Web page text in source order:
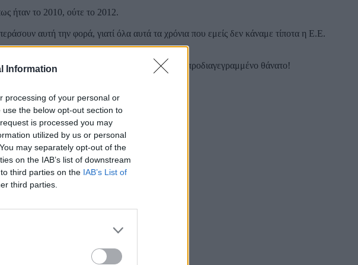
Information
processing of your personal or
the below opt-out section to
is processed you may
utilized by us or personal
may separately opt-out of the
on the IAB’s list of downstream
third parties on the IAB’s List of
third parties.
ήταν το 2010, ούτε το 2012.
αυτή την φορά, γιατί όλα αυτά τα χρόνια που εμείς δεν κάναμε τίποτα η Ε.Ε.
τώρα θα πετάγαμε. Και δεν θα οδεύαμε σ’ ένα προδιαγεγραμμένο θάνατο!
(Ε.Ε.Δ.)